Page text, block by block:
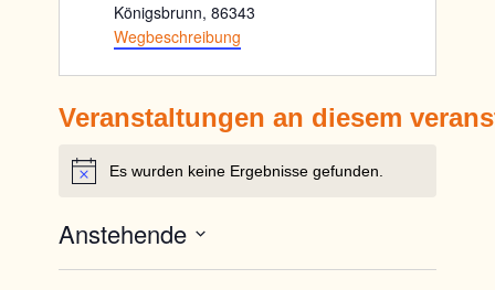
Königsbrunn, 86343
Wegbeschreibung
Veranstaltungen an diesem
HinweisEs wurden keine Ergebnisse gefunden.
Anstehende